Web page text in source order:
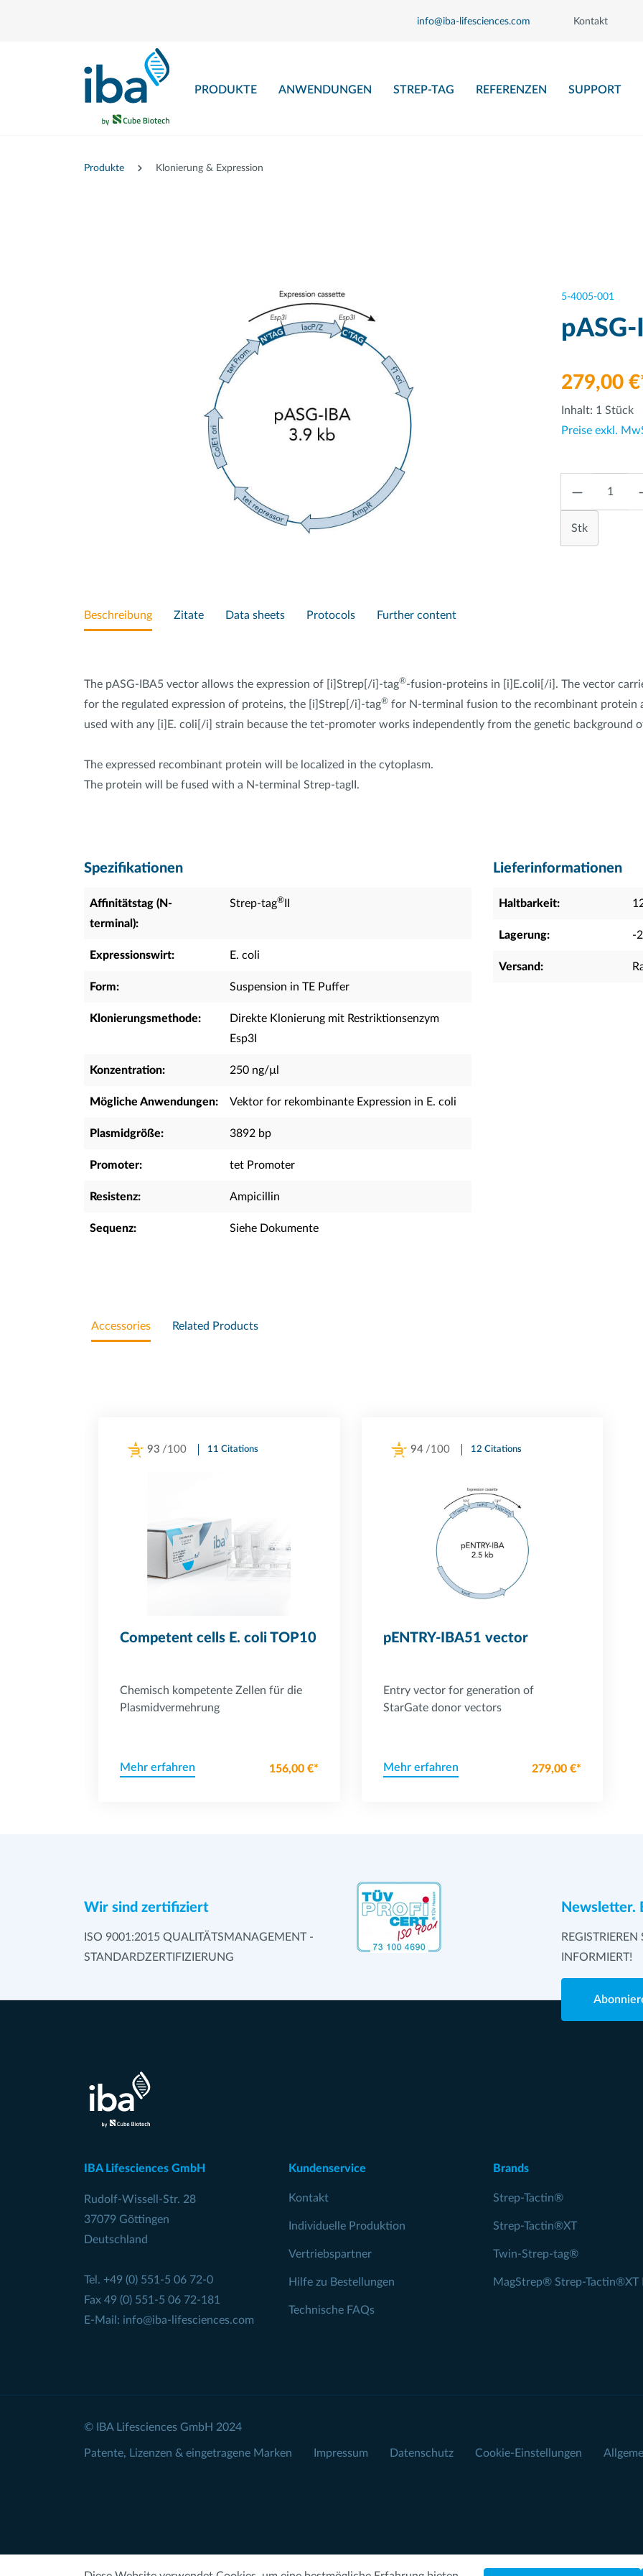
info@iba-lifesciences.com Kontakt
PRODUKTE ANWENDUNGEN STREP-TAG REFERENZEN SUPPORT
Produkte Klonierung & Expression
5-4005-001
279,00
Inhalt: 1 Stück
Preise exkl.
Stk
Beschreibung Zitate Data sheets Protocols Further content
The pASG-IBA5 vector allows the expression of [i]Strep[/i]-tag®-fusion-proteins in [i]E.coli[/i]. The vector
for the regulated expression of proteins, the [i]Strep[/i]-tag® for N-terminal fusion to the recombinant protein
used with any [i]E. coli[/i] strain because the tet-promoter works independently from the genetic background
The expressed recombinant protein will be localized in the cytoplasm.
The protein will be fused with a N-terminal Strep-tagII.
Spezifikationen
Affinitätstag (N-
terminal):
Strep-tag®
Expressionswirt: E. coli
Form: Suspension in TE Puffer
Klonierungsmethode:
Direkte Klonierung mit Restriktionsenzym
Esp3I
Konzentration: 250 ng/µl
Mögliche Anwendungen: Vektor for rekombinante Expression in E. coli
Plasmidgröße: 3892 bp
Promoter: tet Promoter
Resistenz: Ampicillin
Sequenz: Siehe Dokumente
Lieferinformationen
Haltbarkeit:
Lagerung: -
Versand:
Accessories Related Products
93 /100 11 Citations
Competent cells E. coli TOP10
Chemisch kompetente Zellen für die
Plasmidvermehrung
Mehr erfahren 156,00 €*
94 /100 12 Citations
pENTRY-IBA51 vector
Entry vector for generation of
StarGate donor vectors
Mehr erfahren 279,00 €*
Wir sind zertifiziert
ISO 9001:2015 QUALITÄTSMANAGEMENT -
STANDARDZERTIFIZIERUNG
Newsletter.
INFORMIERT!
IBA Lifesciences GmbH
Rudolf-Wissell-Str. 28
37079 Göttingen
Deutschland
Tel. +49 (0) 551-5 06 72-0
Fax 49 (0) 551-5 06 72-181
E-Mail: info@iba-lifesciences.com
Kundenservice
Kontakt
Individuelle Produktion
Vertriebspartner
Hilfe zu Bestellungen
Technische FAQs
Brands
Strep-Tactin®
Strep-Tactin®XT
Twin-Strep-tag®
MagStrep® Strep-Tactin®XT
© IBA Lifesciences GmbH 2024
Patente, Lizenzen & eingetragene Marken Impressum Datenschutz Cookie-Einstellungen